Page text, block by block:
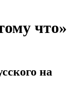
что»
на